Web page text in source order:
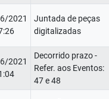
2021
Juntada de peças
digitalizadas
2021
Decorrido prazo -
Refer. aos Eventos:
47 e 48